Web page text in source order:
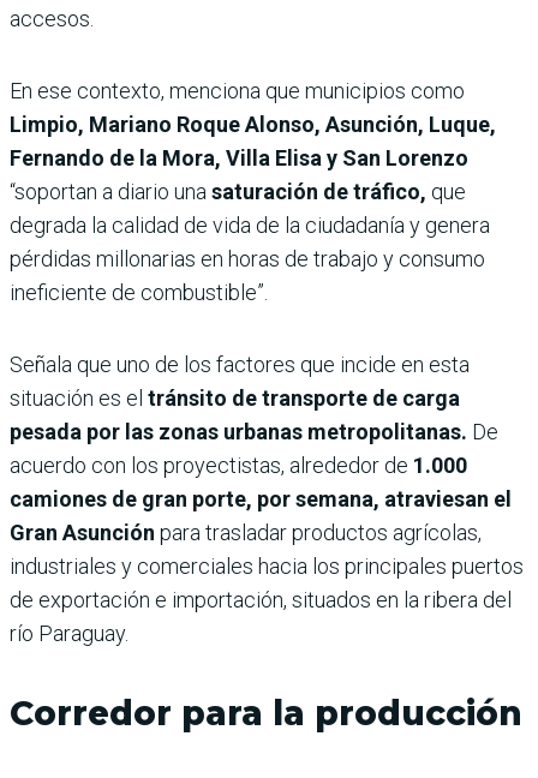
accesos.
En ese contexto, menciona que municipios como
Limpio, Mariano Roque Alonso, Asunción, Luque,
Fernando de la Mora, Villa Elisa y San Lorenzo
“soportan a diario unasaturación de tráfico, que
degrada la calidad de vida de la ciudadanía y genera
pérdidas millonarias en horas de trabajo y consumo
ineficiente de combustible”.
Señala que uno de los factores que incide en esta
situación es el tránsito de transporte de carga
pesada por las zonas urbanas metropolitanas. De
acuerdo con los proyectistas, alrededor de 1.000
camiones de gran porte, por semana, atraviesan el
Gran Asunción para trasladar productos agrícolas,
industriales y comerciales hacia los principales puertos
de exportación e importación, situados en la ribera del
río Paraguay.
Corredor para la producción